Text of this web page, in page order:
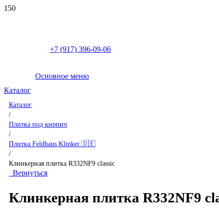
+7 (917) 396-09-06
Основное меню
Каталог
Каталог
/
Плитка под кирпич
/
Плитка Feldhaus Klinker 🇩🇪
/
Клинкерная плитка R332NF9 classic
Вернуться
Клинкерная плитка R332NF9